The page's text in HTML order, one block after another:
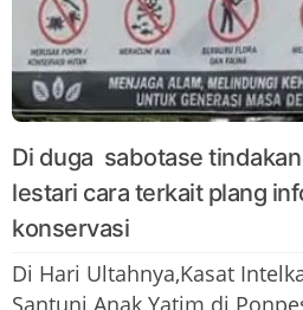
Di duga sabotase
lestari cara terkait plang
konservasi
Di Hari Ultahnya,Kasat